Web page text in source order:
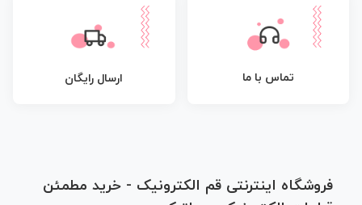
تماس با ما ارسال رایگان
فروشگاه اینترنتی قم الکترونیک - خرید مطمئن